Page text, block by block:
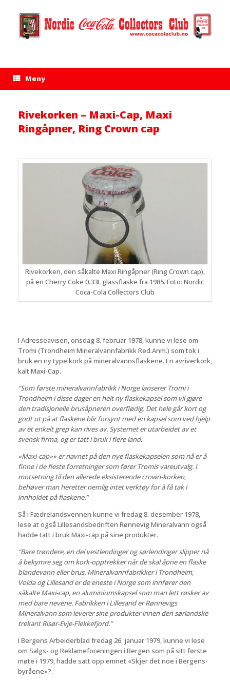
innhold
Meny
Rivekorken – Maxi-Cap, Maxi
Ringåpner, Ring Crown cap
Rivekorken, den såkalte Maxi Ringåpner (Ring Crown cap),
på en Cherry Coke 0.33L glassflaske fra 1985. Foto: Nordic
Coca-Cola Collectors Club
I Adresseavisen, onsdag 8. februar 1978, kunne vi lese om
Tromi (Trondheim Mineralvannfabrikk Red.Anm.) som tok i
bruk en ny type kork på mineralvannsflaskene. En avriverkork,
kalt Maxi-Cap.
“Som første mineralvannfabrikk i Norge lanserer Tromi i
Trondheim i disse dager en helt ny flaskekapsel som vil gjøre
den tradisjonelle brusåpneren overflødig. Det hele går kort og
godt ut på at flaskene blir forsynt med en kapsel som ved hjelp
av et enkelt grep kan rives av. Systemet er utarbeidet av et
svensk firma, og er tatt i bruk i flere land.
«Maxi-cap»» er navnet på den nye flaskekapselen som nå er å
finne i de fleste forretninger som fører Tromis vareutvalg. I
motsetning til den allerede eksisterende crown-korken,
behøver man heretter nemlig intet verktøy for å få tak i
innholdet på flaskene.”
Så i Fædrelandsvennen kunne vi fredag 8. desember 1978,
lese at også Lillesandsbedriften Rønnevig Mineralvann også
hadde tatt i bruk Maxi-cap på sine produkter.
“Bare trøndere, en del vestlendinger og sørlendinger slipper nå
å bekymre seg om kork-opptrekker når de skal åpne en flaske
blandevann eller brus. Mineralvannfabrikker i Trondheim,
Volda og Lillesand er de eneste i Norge som innfører den
såkalte Maxi-cap, en aluminiumskapsel som man lett røsker av
med bare nevene. Fabrikken i Lillesand er Rønnevigs
Mineralvann som leverer sine produkter innen den sørlandske
trekant Risør-Evje-Flekkefjord.”
I Bergens Arbeiderblad fredag 26. januar 1979, kunne vi lese
om Salgs- og Reklameforeningen i Bergen som på sitt første
møte i 1979, hadde satt opp emnet «Skjer det noe i Bergens-
byråene»?.